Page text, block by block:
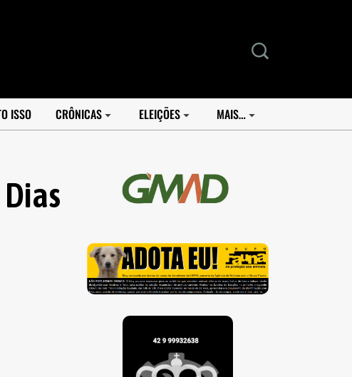
ISSO CRÔNICAS ELEIÇÕES MAIS…